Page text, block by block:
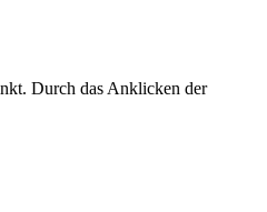
Durch das Anklicken der